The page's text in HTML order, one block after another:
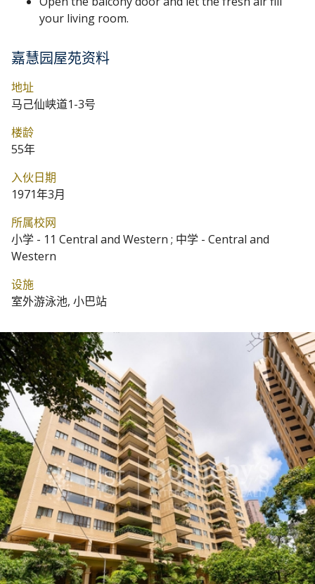
your living room.
嘉慧园屋苑资料
地址
马己仙峡道1-3号
楼龄
55年
入伙日期
1971年3月
所属校网
小学 - 11 Central and Western ; 中学 - Central and
Western
设施
室外游泳池, 小巴站